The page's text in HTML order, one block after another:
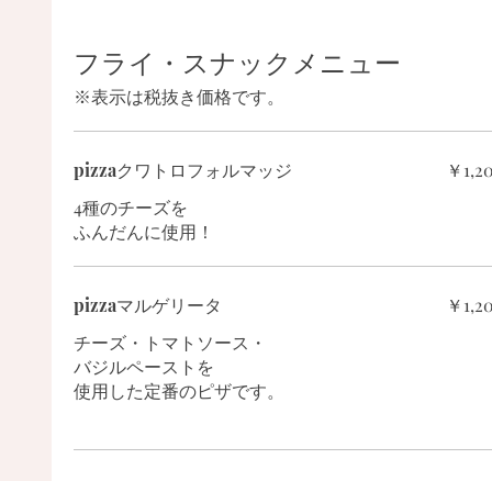
フライ・スナックメニュー
※表示は税抜き価格です。
pizzaクワトロフォルマッジ
4種のチーズを
ふんだんに使用！
￥
pizzaマルゲリータ
チーズ・トマトソース・
バジルペーストを
使用した定番のピザです。
￥